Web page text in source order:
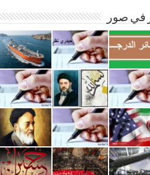
في صور